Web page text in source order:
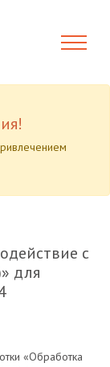
с
для
«Обработка